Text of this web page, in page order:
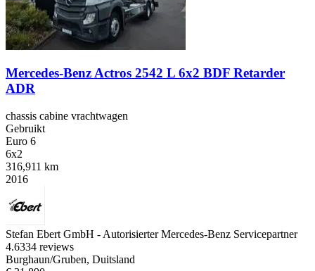
Mercedes-Benz Actros 2542 L 6x2 BDF Retarder
ADR
chassis cabine vrachtwagen
Gebruikt
Euro 6
6x2
316,911 km
2016
Stefan Ebert GmbH - Autorisierter Mercedes-Benz Servicepartner
4.6334 reviews
Burghaun/Gruben, Duitsland